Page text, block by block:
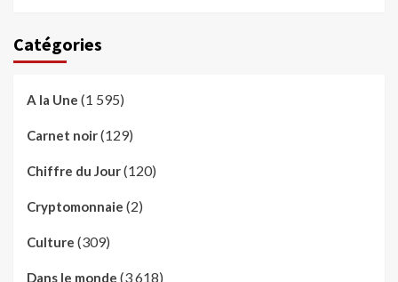
Catégories
A la Une (1 595)
Carnet noir(129)
Chiffre du Jour(120)
Cryptomonnaie (2)
Culture (309)
Dans le monde (3 618)